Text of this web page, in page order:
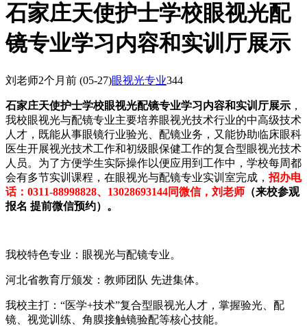
石家庄天使护士学校眼视光配
镜专业学习内容和实训厅展示
刘老师2个月前 (05-27)眼视光专业344
石家庄天使护士学校眼视光配镜专业学习内容和实训厅展示 ，
我校眼视光与配镜专业主要培养眼视光技术行业的中高级技术
人才，既能从事眼镜行业验光、配镜业务，又能协助临床眼科
医生开展视光技术工作和初级眼保健工作的复合型眼视光技术
人员。为了方便学生实际操作以便应用到工作中，学校每周都
会有多节实训课程，在眼视光与配镜专业实训室完成， 招办电
话：0311-88998828、13028693144同微信，刘老师 （来校参观
报名 提前微信预约）。
我校特色专业：眼视光与配镜专业。
河北省教育厅颁发：教师团队 先进集体。
我校主打：“医学+技术”复合型眼视光人才，掌握验光、配
镜、视觉训练、角膜接触镜验配等核心技能‌‌。